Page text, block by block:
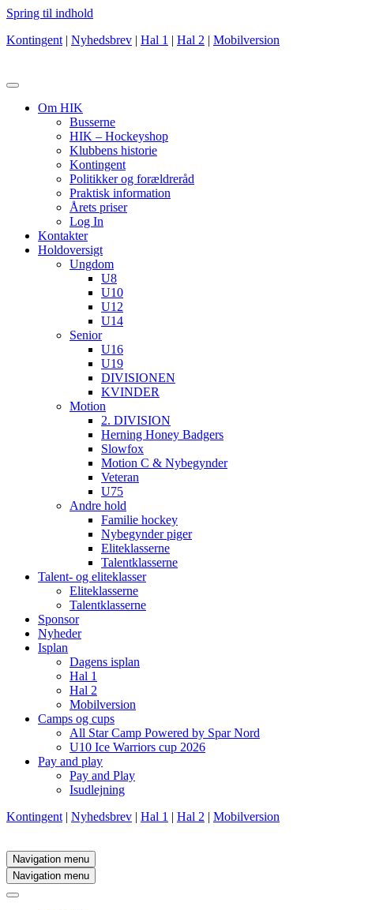
Spring til indhold
Kontingent | Nyhedsbrev | Hal 1 | Hal 2 | Mobilversion
Om HIK
Busserne
HIK – Hockeyshop
Klubbens historie
Kontingent
Politikker og forældreråd
Praktisk information
Årets priser
Log In
Kontakter
Holdoversigt
Ungdom
U8
U10
U12
U14
Senior
U16
U19
DIVISIONEN
KVINDER
Motion
2. DIVISION
Herning Honey Badgers
Slowfox
Motion C & Nybegynder
Veteran
U75
Andre hold
Familie hockey
Nybegynder piger
Eliteklasserne
Talentklasserne
Talent- og eliteklasser
Eliteklasserne
Talentklasserne
Sponsor
Nyheder
Isplan
Dagens isplan
Hal 1
Hal 2
Mobilversion
Camps og cups
All Star Camp Powered by Spar Nord
U10 Ice Warriors cup 2026
Pay and play
Pay and Play
Isudlejning
Kontingent | Nyhedsbrev | Hal 1 | Hal 2 | Mobilversion
Navigation menu
Navigation menu